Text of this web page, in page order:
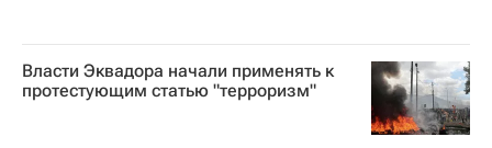
Власти Эквадора начали применять к
протестующим статью "терроризм"